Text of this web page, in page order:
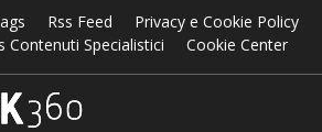
Rss Feed
Privacy e Cookie Policy
Contenuti Specialistici
Cookie Center